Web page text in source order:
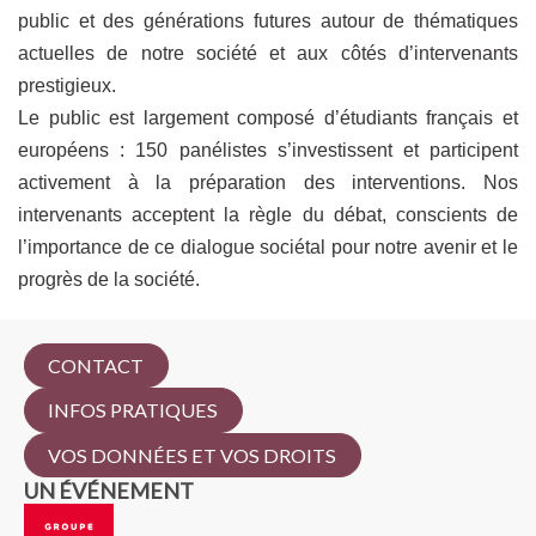
public et des générations futures autour de thématiques
actuelles de notre société et aux côtés d’intervenants
prestigieux.
Le public est largement composé d’étudiants français et
européens : 150 panélistes s’investissent et participent
activement à la préparation des interventions. Nos
intervenants acceptent la règle du débat, conscients de
l’importance de ce dialogue sociétal pour notre avenir et le
progrès de la société.
CONTACT
INFOS PRATIQUES
VOS DONNÉES ET VOS DROITS
UN ÉVÉNEMENT